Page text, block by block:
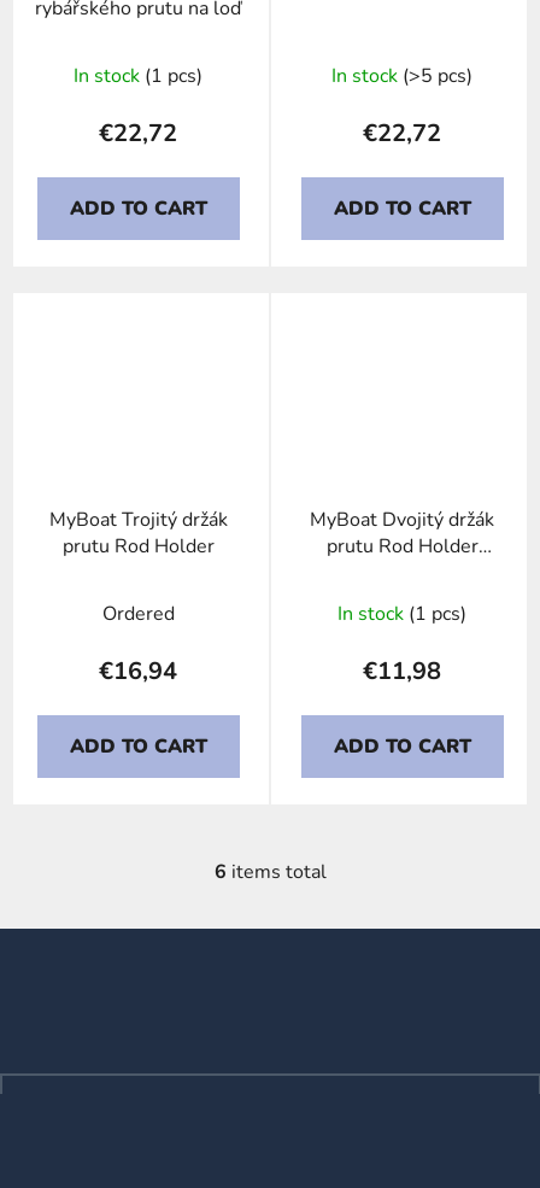
rybářského prutu na loď
In stock (1 pcs)
€22,72
ADD TO CART
In stock (>5 pcs)
€22,72
ADD TO CART
MyBoat Trojitý držák
prutu Rod Holder
Ordered
€16,94
ADD TO CART
MyBoat Dvojitý držák
prutu Rod Holder
In stock (1 pcs)
€11,98
ADD TO CART
L
s
c
6 items total
e
r